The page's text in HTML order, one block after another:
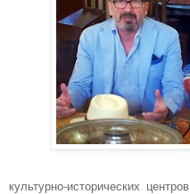
культурно-исторических